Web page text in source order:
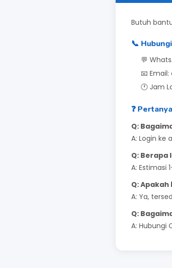
Butuh
📞
💬
📧
🕐 Jam
❓
Q:
A: Login ke
Q: Berapa
A: Estimasi
Q:
A: Ya,
Q:
A: Hubungi